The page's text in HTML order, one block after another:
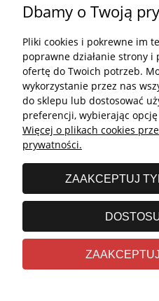
Płatności
Godziny
Poniedziałek -
Sobota:
undefined © 2026
RealizacjaStolems.com|
Dbamy o Twoją
Pliki cookies i pokrewne im
poprawne działanie strony i
ofertę do Twoich potrzeb.
wykorzystanie przez nas
do sklepu lub dostosować
preferencji, wybierając
Więcej o plikach cookies
prywatności.
ZAAKCEPTUJ